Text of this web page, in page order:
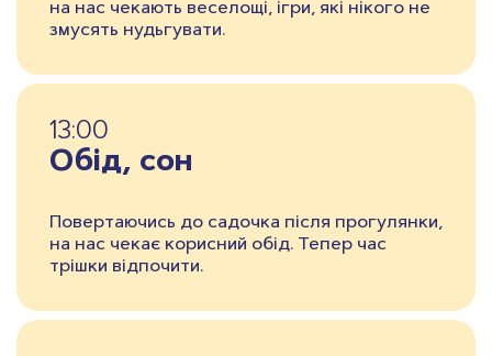
на нас чекають веселощі, ігри, які нікого не
змусять нудьгувати.
13:00
Обiд, сон
Повертаючись до садочка після прогулянки,
на нас чекає корисний обід. Тепер час
трішки відпочити.